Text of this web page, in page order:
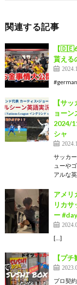
関連する記事
【
貰える
【サ
ョーン
2024/
シャ
サッカ
ューや
アルな
アメリ
リカサ
ー
[…]
【プ
プロ契